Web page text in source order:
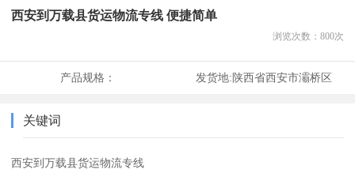
西安到万载县货运物流专线 便捷简单
浏览次数： 800次
产品规格： 发货地:陕西省西安市灞桥区
关键词
西安到万载县货运物流专线